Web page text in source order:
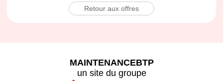
Retour aux offres
MAINTENANCEBTP
un site du groupe